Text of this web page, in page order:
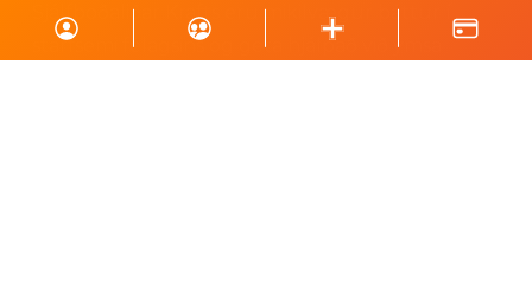
Sjálfboðaliðar Krafts eru mikilvægur þáttur í
starfsemi félagsins og geta hjálpað við ýmsa